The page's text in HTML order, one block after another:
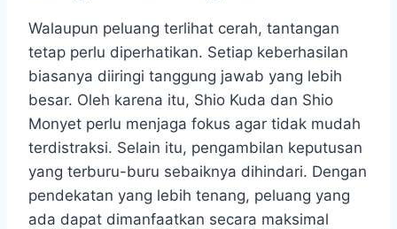
Walaupun peluang terlihat cerah, tantangan
tetap perlu diperhatikan. Setiap keberhasilan
biasanya diiringi tanggung jawab yang lebih
besar. Oleh karena itu, Shio Kuda dan Shio
Monyet perlu menjaga fokus agar tidak mudah
terdistraksi. Selain itu, pengambilan keputusan
yang terburu-buru sebaiknya dihindari. Dengan
pendekatan yang lebih tenang, peluang yang
ada dapat dimanfaatkan secara maksimal